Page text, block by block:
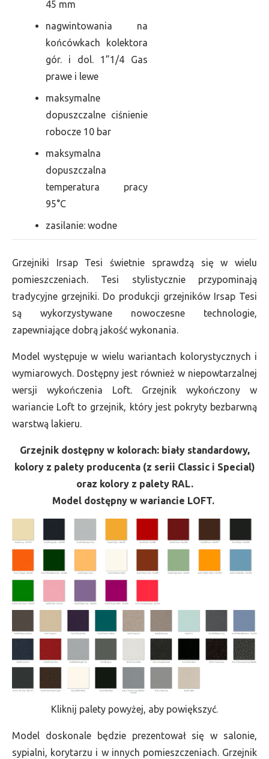
45 mm
nagwintowania na
końcówkach kolektora
gór. i dol. 1”1/4 Gas
prawe i lewe
maksymalne
dopuszczalne ciśnienie
robocze 10 bar
maksymalna
dopuszczalna
temperatura pracy
95°C
zasilanie: wodne
Grzejniki Irsap Tesi świetnie sprawdzą się w wielu
pomieszczeniach. Tesi stylistycznie przypominają
tradycyjne grzejniki. Do produkcji grzejników Irsap Tesi
są wykorzystywane nowoczesne technologie,
zapewniające dobrą jakość wykonania.
Model występuje w wielu wariantach kolorystycznych i
wymiarowych. Dostępny jest również w niepowtarzalnej
wersji wykończenia Loft. Grzejnik wykończony w
wariancie Loft to grzejnik, który jest pokryty bezbarwną
warstwą lakieru.
Grzejnik dostępny w kolorach: biały standardowy,
kolory z palety producenta (z serii Classic i Special)
oraz kolory z palety RAL.
Model dostępny w wariancie LOFT.
Kliknij palety powyżej, aby powiększyć.
Model doskonale będzie prezentował się w salonie,
sypialni, korytarzu i w innych pomieszczeniach. Grzejnik